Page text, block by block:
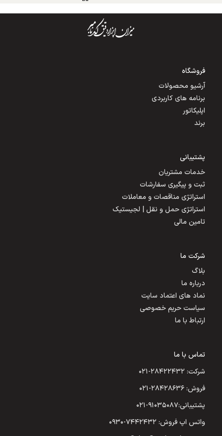
فروشگاه
آرشیو محصولات
برنامه های کاربردی
اپلیکاتور
برند
پشتیبانی
خدمات مشتریان
ثبت و پیگیری سفارشات
استراتژی مناقصات و معاملات
استراتژی حمل و نقل | لجیستیک
تامین مالی
شرکت ما
بلاگ
درباره ما
نماد های اعتماد سایت
سیاست حریم خصوصی
ارتباط با ما
تماس با ما
شرکت: ۲۸۴۲۲۴۳۲-۰۲۱
فروش: ۲۸۴۲۸۶۳۶-۰۲۱
پشتیبانی:۹۱۰۳۵۰۸۷-۰۲۱
واتس اپ فروش: ۷۴۴۲۴۳۲-۰۹۳۰